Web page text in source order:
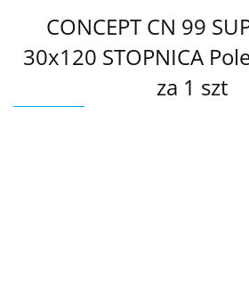
CONCEPT CN 99
30x120 STOPNICA
za 1 szt